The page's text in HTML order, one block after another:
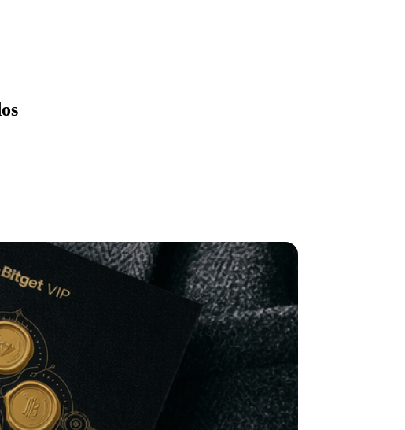
São SilvestreJardim SilveiraJardim TupãJardim Tupanci Mutinga
de Parnaíba SilveiraTamboré Vale do SolVila Barros